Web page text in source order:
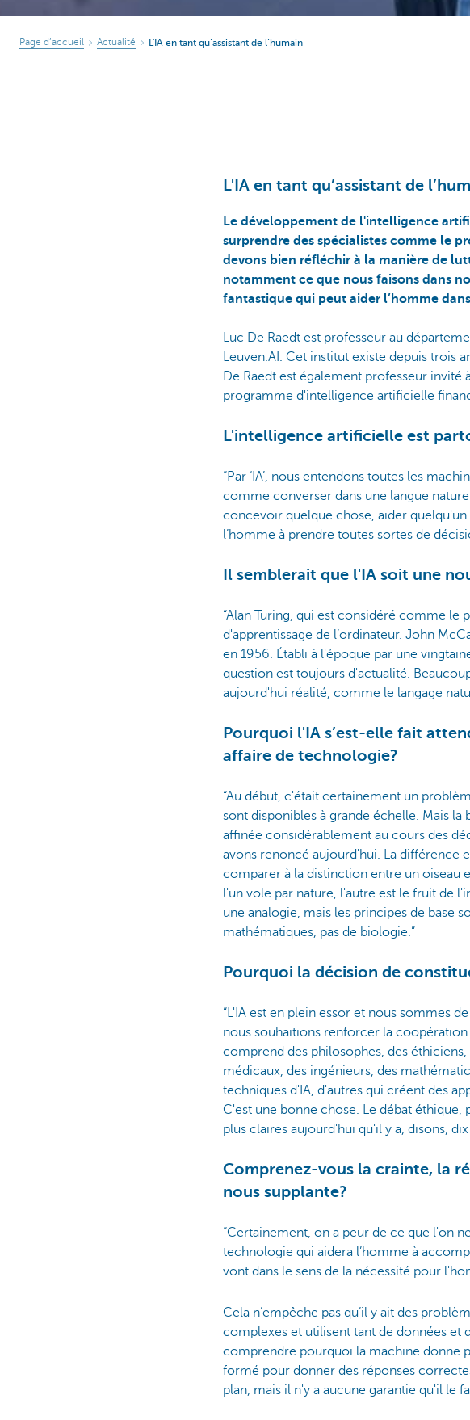
Page d’accueil Actualité L'IA en tant qu’assistant de l’humain
L'IA en tant qu’assistant de
Le développement de l'intelligence
surprendre des spécialistes comme le
devons bien réfléchir à la manière de
notamment ce que nous faisons dans
fantastique qui peut aider l’homme
Luc De Raedt est professeur au
Leuven.AI. Cet institut existe depuis trois
De Raedt est également professeur invité
programme d'intelligence artificielle
L'intelligence artificielle est
“Par ‘IA’, nous entendons toutes les
comme converser dans une langue
concevoir quelque chose, aider
l’homme à prendre toutes sortes de
Il semblerait que l'IA soit une
“Alan Turing, qui est considéré comme le
d'apprentissage de l’ordinateur. John
en 1956. Établi à l'époque par une
question est toujours d'actualité.
aujourd'hui réalité, comme le langage
Pourquoi l'IA s’est-elle fait
affaire de technologie?
“Au début, c'était certainement un
sont disponibles à grande échelle. Mais
affinée considérablement au cours des
avons renoncé aujourd'hui. La différence
comparer à la distinction entre un oiseau
l'un vole par nature, l'autre est le fruit de
une analogie, mais les principes de base
mathématiques, pas de biologie.”
Pourquoi la décision de
“L'IA est en plein essor et nous sommes
nous souhaitions renforcer la
comprend des philosophes, des
médicaux, des ingénieurs, des
techniques d'IA, d'autres qui créent des
C'est une bonne chose. Le débat
plus claires aujourd'hui qu'il y a, disons, dix
Comprenez-vous la crainte, la
nous supplante?
“Certainement, on a peur de ce que l'on
technologie qui aidera l’homme à
vont dans le sens de la nécessité pour
Cela n’empêche pas qu’il y ait des
complexes et utilisent tant de données et
comprendre pourquoi la machine donne
formé pour donner des réponses
plan, mais il n'y a aucune garantie qu'il le